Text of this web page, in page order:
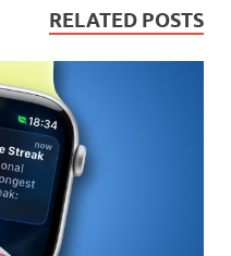
RELATED POSTS